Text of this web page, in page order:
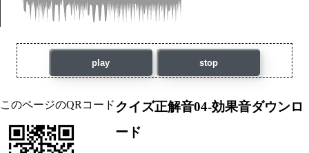
play stop
このページのQRコードクイズ正解音04-効果音ダウンロ
ード